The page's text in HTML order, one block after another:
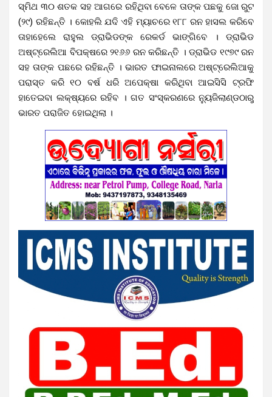
ସ୍ମିଥ ୩୦ ଶତକ ସହ ଆଗରେ ରହିଥିବା ବେଳେ ତାଙ୍କ ପଛକୁ ଜୋ ରୁଟ
(୨୯) ରହିଛନ୍ତି । କୋହଲି ଯଦି ଏହି ମ୍ୟାଚରେ ୧୮୮ ରନ ହାସଲ କରିବେ
ତାହାହେଲେ ରାହୁଲ ଡ୍ରାଭିଡଙ୍କ ରେକର୍ଡ ଭାଙ୍ଗିବେ । ଡ୍ରାଭିଡ
ଅଷ୍ଟ୍ରେଲିଆ ବିପକ୍ଷରେ ୨୧୬୬ ରନ କରିଛନ୍ତି । ଡ୍ରାଭିଡ ୧୯୭୯ ରନ
ସହ ତାଙ୍କ ପଛରେ ରହିଛନ୍ତି । ଭାରତ ଫାଇନାଲରେ ଅଷ୍ଟ୍ରେଲିଆକୁ
ପରାସ୍ତ କରି ୧୦ ବର୍ଷ ଧରି ଅପେକ୍ଷା କରିଥିବା ଆଇସିସି ଟ୍ରଫି
ହାତେଇବା ଲକ୍ଷ୍ୟରେ ରହିବ । ଗତ ସଂସ୍କରଣରେ ନ୍ୟୁଜିଲାଣ୍ଡଠାରୁ
ଭାରତ ପରାଜିତ ହୋଇଥିଲା ।